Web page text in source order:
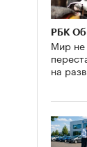
РБК
Мир не
на